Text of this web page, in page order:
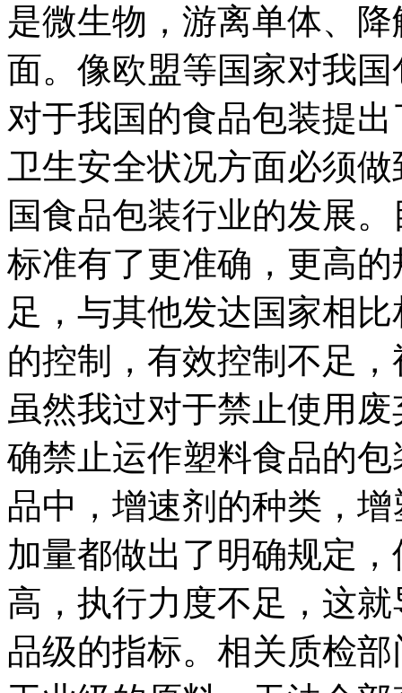
是微生物，游离单体、
面。像欧盟等国家对我
对于我国的食品包装提
卫生安全状况方面必须
国食品包装行业的发展
标准有了更准确，更高
足，与其他发达国家相
的控制，有效控制不足
虽然我过对于禁止使用
确禁止运作塑料食品的
品中，增速剂的种类，
加量都做出了明确规定
高，执行力度不足，这
品级的指标。相关质检